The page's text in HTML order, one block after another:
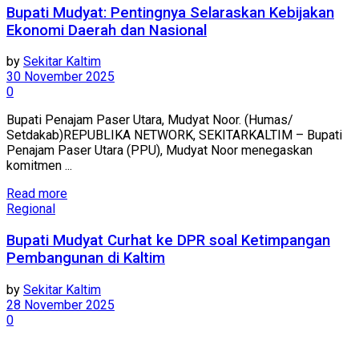
Bupati Mudyat: Pentingnya Selaraskan Kebijakan
Ekonomi Daerah dan Nasional
by Sekitar Kaltim
30 November 2025
0
Bupati Penajam Paser Utara, Mudyat Noor. (Humas/
Setdakab)REPUBLIKA NETWORK, SEKITARKALTIM – Bupati
Penajam Paser Utara (PPU), Mudyat Noor menegaskan
komitmen ...
Read more
Regional
Bupati Mudyat Curhat ke DPR soal Ketimpangan
Pembangunan di Kaltim
by Sekitar Kaltim
28 November 2025
0